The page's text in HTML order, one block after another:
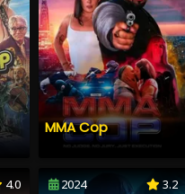
MMA Cop
4.0 2024 3.2